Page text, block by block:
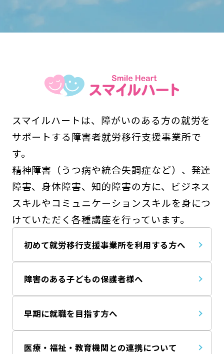
スマイルハートは、障がいのある方の就労を
サポートする障害者就労移行支援事業所で
す。
精神障害（うつ病や統合失調症など）、発達
障害、身体障害、知的障害の方に、ビジネス
スキルやコミュニケーションスキルを身につ
けていただく各種講座を行っています。
初めて就労移行支援事業所を利用する方へ
障害のある子どもの保護者様へ
早期に就職を目指す方へ
医療・福祉・教育機関との連携について